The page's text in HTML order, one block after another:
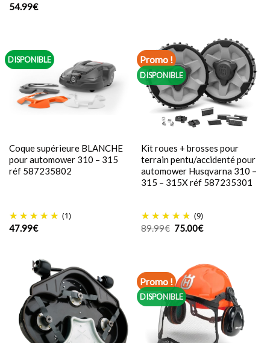
54.99€
DISPONIBLE
Coque supérieure BLANCHE
pour automower 310 – 315
réf 587235802
(1)
47.99€
Promo !
DISPONIBLE
Kit roues + brosses pour
terrain pentu/accidenté pour
automower Husqvarna 310 –
315 – 315X réf 587235301
(9)
89.99€ Le
prix
75.00€Le
prix
Promo !
DISPONIBLE